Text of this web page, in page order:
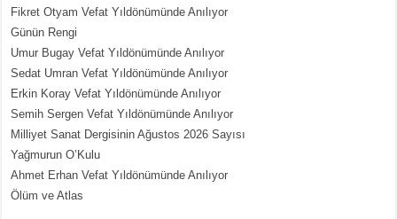
MEHMET ÇOBAN
İçerdeki Put Dışardaki Maskeler...
Fikret Otyam Vefat Yıldönümünde Anılıyor
Günün Rengi
Umur Bugay Vefat Yıldönümünde Anılıyor
Sedat Umran Vefat Yıldönümünde Anılıyor
Erkin Koray Vefat Yıldönümünde Anılıyor
Semih Sergen Vefat Yıldönümünde Anılıyor
Milliyet Sanat Dergisinin Ağustos 2026 Sayısı
Yağmurun O’Kulu
Ahmet Erhan Vefat Yıldönümünde Anılıyor
Ölüm ve Atlas